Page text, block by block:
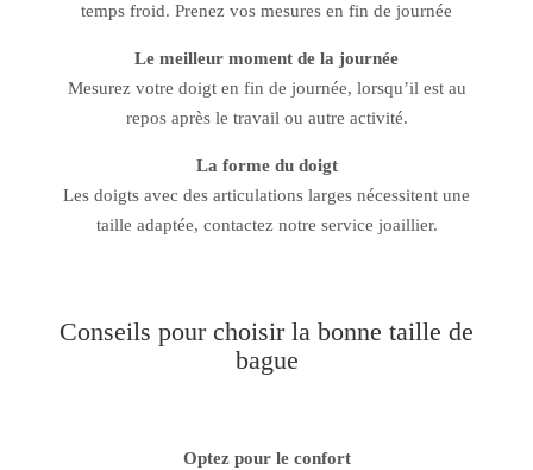
temps froid. Prenez vos mesures en fin de journée
Le meilleur moment de la journée
Mesurez votre doigt en fin de journée, lorsqu’il est au
repos après le travail ou autre activité.
La forme du doigt
Les doigts avec des articulations larges nécessitent une
taille adaptée, contactez notre service joaillier.
Conseils pour choisir la bonne taille de
bague
Optez pour le confort